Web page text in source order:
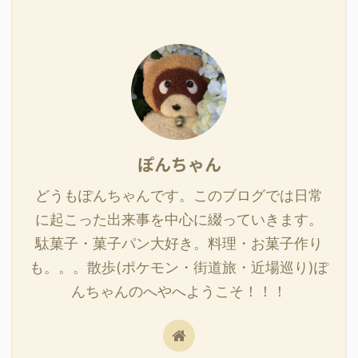
ぽんちゃん
どうもぽんちゃんです。このブログでは日常
に起こった出来事を中心に綴っていきます。
駄菓子・菓子パン大好き。料理・お菓子作り
も。。。散歩(ポケモン・街道旅・近場巡り)ぽ
んちゃんのへやへようこそ！！！